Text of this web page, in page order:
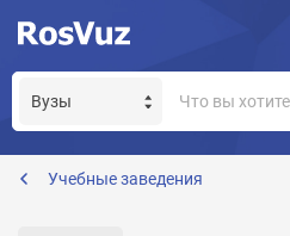
Учебные заведения